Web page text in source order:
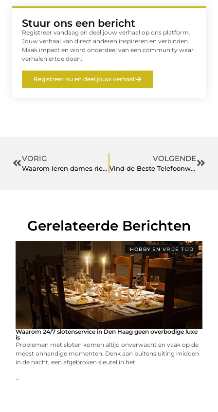
Stuur ons een bericht
Registreer vandaag en deel jouw verhaal op ons platform.
Jouw verhaal kan direct anderen inspireren en verbinden.
Maak impact en word onderdeel van een community waar
verhalen ertoe doen.
Registreer nu en deel jouw verhaal!
VORIG
Waarom leren dames riemen een stijlvolle toevoeging zijn
VOLGENDE
Vind de Beste Telefoonwinkel in Haarlemmermeer: Uw Vragen Beantwoord
Gerelateerde Berichten
HOBBY EN VRIJE TIJD
Waarom 24/7 slotenservice in Den Haag geen overbodige luxe
is
Problemen met sloten komen altijd onverwacht en vaak op de
meest onhandige momenten. Denk aan buitensluiting midden
in de nacht, een afgebroken sleutel in het
...